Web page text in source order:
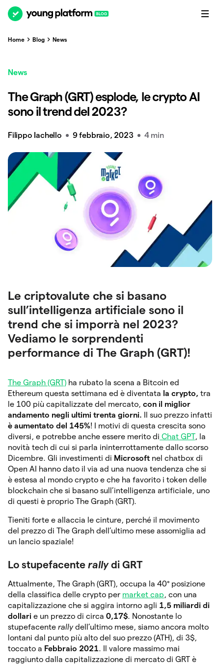
Home Blog News
News
The Graph (GRT) esplode, le crypto AI
sono il trend del 2023?
Filippo Iachello 9 febbraio, 2023 4 min
Le criptovalute che si basano
sull’intelligenza artificiale sono il
trend che si imporrà nel 2023?
Vediamo le sorprendenti
performance di The Graph (GRT)!
The Graph (GRT) ha rubato la scena a Bitcoin ed
Ethereum questa settimana ed è diventata la crypto, tra
le 100 più capitalizzate del mercato, con il miglior
andamento negli ultimi trenta giorni. Il suo prezzo infatti
è aumentato del 145%! I motivi di questa crescita sono
diversi, e potrebbe anche essere merito di Chat GPT, la
novità tech di cui si parla ininterrottamente dallo scorso
Dicembre. Gli investimenti di Microsoft nel chatbox di
Open AI hanno dato il via ad una nuova tendenza che si
è estesa al mondo crypto e che ha favorito i token delle
blockchain che si basano sull’intelligenza artificiale, uno
di questi è proprio The Graph (GRT).
Tieniti forte e allaccia le cinture, perché il movimento
del prezzo di The Graph dell’ultimo mese assomiglia ad
un lancio spaziale!
Lo stupefacente rallydi GRT
Attualmente, The Graph (GRT), occupa la 40° posizione
della classifica delle crypto per market cap, con una
capitalizzazione che si aggira intorno agli 1,5 miliardi di
dollari e un prezzo di circa 0,17$. Nonostante lo
stupefacente rallydell’ultimo mese, siamo ancora molto
lontani dal punto più alto del suo prezzo (ATH), di 3$,
toccato a Febbraio 2021. Il valore massimo mai
raggiunto dalla capitalizzazione di mercato di GRT è